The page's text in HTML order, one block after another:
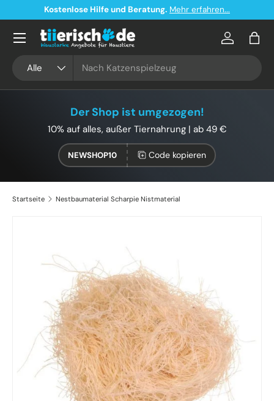
Direkt zum Inhalt
Kostenlose Hilfe und Beratung. Mehr erfahren...
Alle
Konto
Der Shop ist umgezogen!
10% auf alles, außer Tiernahrung | ab 49 €
NEWSHOP10 Code kopieren
Startseite Nestbaumaterial Scharpie Nistmaterial